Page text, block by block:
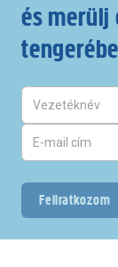
és merülj
Feliratkozom